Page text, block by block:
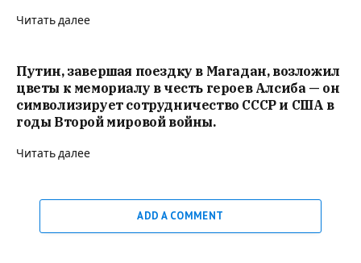
Читать далее
Путин, завершая поездку в Магадан, возложил
цветы к мемориалу в честь героев Алсиба — он
символизирует сотрудничество СССР и США в
годы Второй мировой войны.
Читать далее
ADD A COMMENT